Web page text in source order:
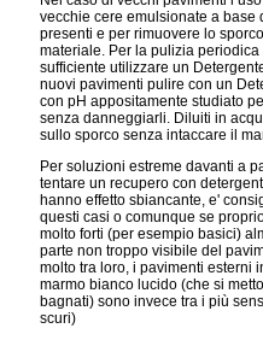
vecchie cere emulsionate a base
presenti e per rimuovere lo
materiale. Per la pulizia
sufficiente utilizzare un
nuovi pavimenti pulire con un
con pH appositamente studiato
senza danneggiarli. Diluiti in
sullo sporco senza intaccare il
Per soluzioni estreme davanti a
tentare un recupero con
hanno effetto sbiancante, e'
questi casi o comunque se
molto forti (per esempio basici)
parte non troppo visibile del
molto tra loro, i pavimenti esterni
marmo bianco lucido (che si
bagnati) sono invece tra i più
scuri)